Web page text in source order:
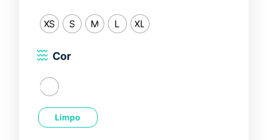
XS S M L XL
Cor
Branco
Limpo